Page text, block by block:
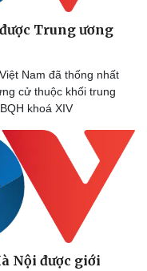
Trung ương
Nam đã thống nhất
cử thuộc khối trung
khoá XIV
Nội được giới